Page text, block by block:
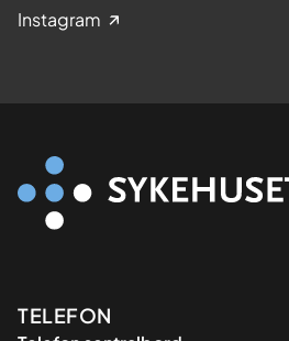
Instagram
Kontaktinformasjon
TELEFON